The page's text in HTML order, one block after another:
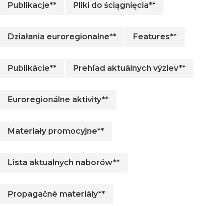
Publikacje** Pliki do ściągnięcia**
Działania euroregionalne** Features**
Publikácie** Prehľad aktuálnych výziev**
Euroregionálne aktivity**
Materiały promocyjne**
Lista aktualnych naborów**
Propagačné materiály**